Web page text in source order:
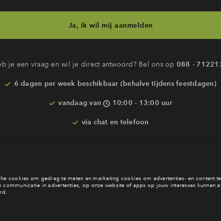
Ja, ik wil mij aanmelden
je een vraag en wil je direct antwoord? Bel ons op 088 -
6 dagen per week beschikbaar (behalve tijdens feestdagen)
vandaag van 10:00 - 13:00 uur
via chat en telefoon
Laat een bericht achter